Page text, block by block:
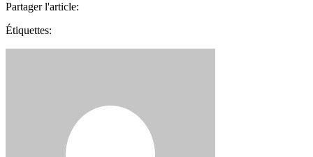
Partager l'article:
Étiquettes: